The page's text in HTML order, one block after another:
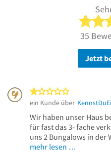
35
Jetzt
ein Kunde über
Wir haben unser Haus
für fast das 3- fache
uns 2 Bungalows in der
mehr lesen …